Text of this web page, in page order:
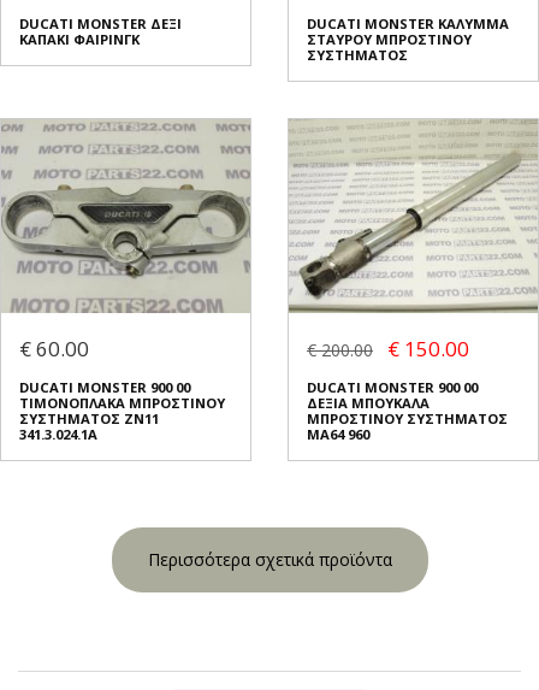
DUCATI MONSTER ΔΕΞΙ
ΚΑΠΑΚΙ ΦΑΙΡΙΝΓΚ
DUCATI MONSTER ΚΑΛΥΜΜΑ
ΣΤΑΥΡΟΥ ΜΠΡΟΣΤΙΝΟΥ
ΣΥΣΤΗΜΑΤΟΣ
€ 60.00
DUCATI MONSTER 900 00
ΤΙΜΟΝΟΠΛΑΚΑ ΜΠΡΟΣΤΙΝΟΥ
ΣΥΣΤΗΜΑΤΟΣ ZN11
341.3.024.1A
€ 200.00 € 150.00
DUCATI MONSTER 900 00
ΔΕΞΙΑ ΜΠΟΥΚΑΛΑ
ΜΠΡΟΣΤΙΝΟΥ ΣΥΣΤΗΜΑΤΟΣ
MA64 960
Περισσότερα σχετικά προϊόντα